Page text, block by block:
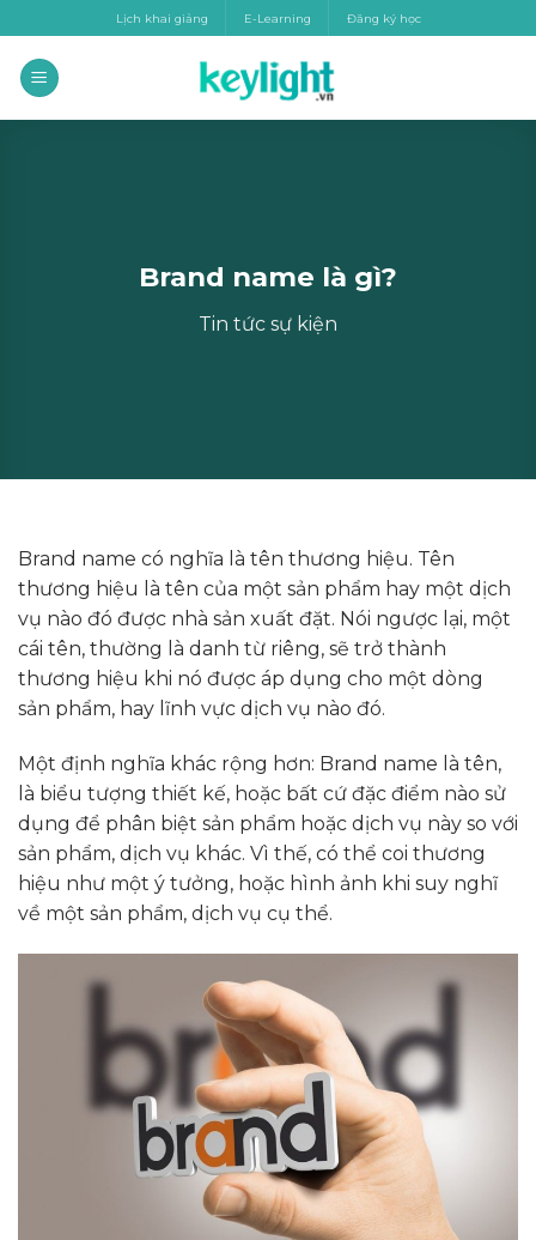
to
content
Lịch khai giảng E-Learning Đăng ký học
Brand name là gì?
Tin tức sự kiện
Brand name có nghĩa là tên thương hiệu. Tên
thương hiệu là tên của một sản phẩm hay một dịch
vụ nào đó được nhà sản xuất đặt. Nói ngược lại, một
cái tên, thường là danh từ riêng, sẽ trở thành
thương hiệu khi nó được áp dụng cho một dòng
sản phẩm, hay lĩnh vực dịch vụ nào đó.
Một định nghĩa khác rộng hơn: Brand name là tên,
là biểu tượng thiết kế, hoặc bất cứ đặc điểm nào sử
dụng để phân biệt sản phẩm hoặc dịch vụ này so với
sản phẩm, dịch vụ khác. Vì thế, có thể coi thương
hiệu như một ý tưởng, hoặc hình ảnh khi suy nghĩ
về một sản phẩm, dịch vụ cụ thể.